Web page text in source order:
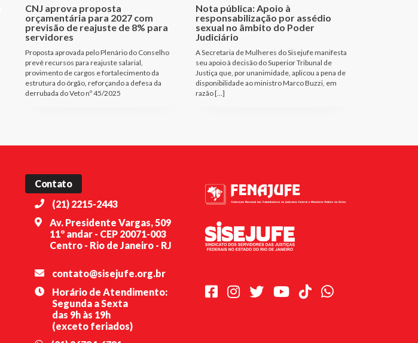
CNJ aprova proposta
orçamentária para 2027 com
previsão de reajuste de 8% para
servidores
Proposta aprovada pelo Plenário do Conselho
prevê recursos para reajuste salarial,
provimento de cargos e fortalecimento da
estrutura do órgão, reforçando a defesa da
derrubada do Veto nº 45/2025
Nota pública: Apoio à
responsabilização por assédio
sexual no âmbito do Poder
Judiciário
A Secretaria de Mulheres do Sisejufe manifesta
seu apoio à decisão do Superior Tribunal de
Justiça que, por unanimidade, aplicou a pena de
disponibilidade ao ministro Marco Buzzi, em
razão […]
Contato
(21) 2215-2443
Av. Presidente Vargas, 509
11º andar - CEP 20071-003
Centro - Rio de Janeiro - RJ
contato@sisejufe.org.br
Horário de Atendimento:
Segunda a Sexta
das 9h às 19h
(exceto feriados)
FacebookInstagram
TwitterYoutubeTikTokWhatsapp